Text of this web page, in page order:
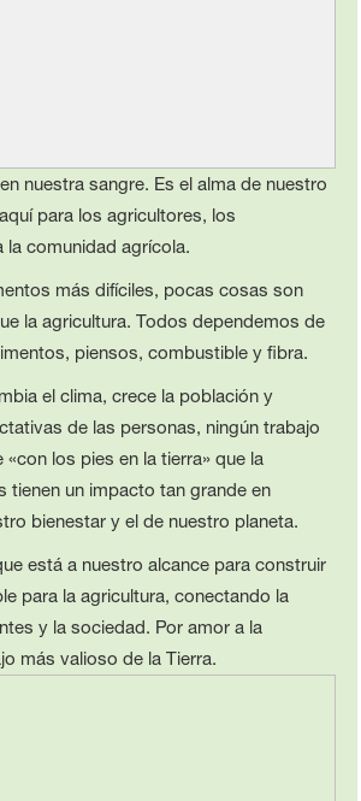
nuestra sangre. Es el alma de nuestro
para los agricultores, los
comunidad agrícola.
más difíciles, pocas cosas son
la agricultura. Todos dependemos de
piensos, combustible y fibra.
el clima, crece la población y
de las personas, ningún trabajo
los pies en la tierra» que la
tienen un impacto tan grande en
bienestar y el de nuestro planeta.
está a nuestro alcance para construir
para la agricultura, conectando la
y la sociedad. Por amor a la
más valioso de la Tierra.